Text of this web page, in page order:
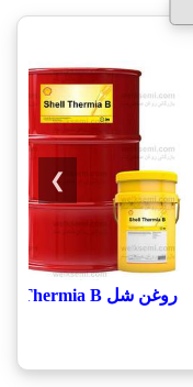
روغن شل Shell Thermia B
❯